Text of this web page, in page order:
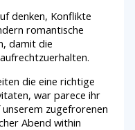
denken, Konflikte
romantische
damit die
die eine richtige
war parece ihr
zugefrorenen
Abend within